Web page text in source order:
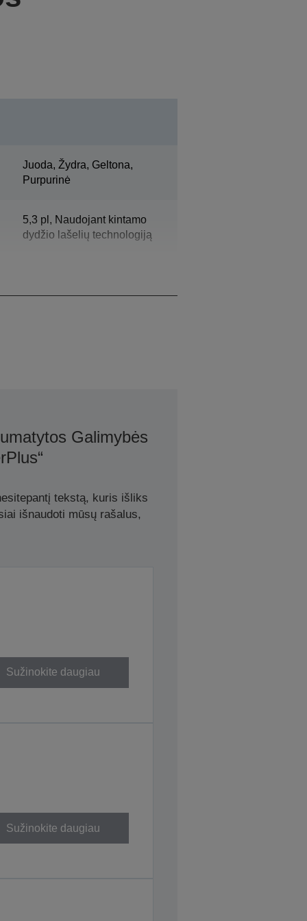
Juoda, Žydra, Geltona,
Purpurinė
5,3 pl, Naudojant kintamo
dydžio lašelių technologiją
Galimybės
tekstą, kuris išliks
išnaudoti mūsų rašalus,
Sužinokite daugiau
Sužinokite daugiau